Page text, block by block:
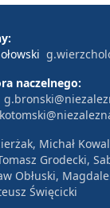
naczelnego:
Michał
Grodecki,
Obłuski,
Święcicki